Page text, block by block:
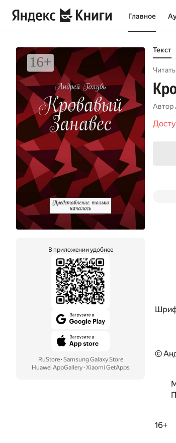
Главное
В приложении удобнее
RuStore· Samsung Galaxy Store
Huawei AppGallery· Xiaomi GetApps
Текст
Автор
©
16+